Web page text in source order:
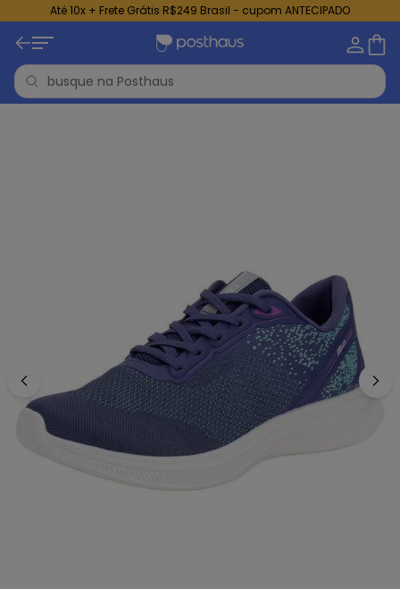
Até 10x + Frete Grátis R$249 Brasil - cupom ANTECIPADO